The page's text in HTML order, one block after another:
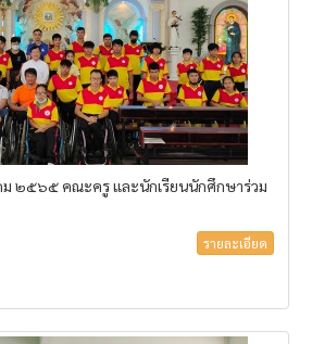
๒๕๖๕ คณะครู และนักเรียนนักศึกษาร่วม
รายละเอียด